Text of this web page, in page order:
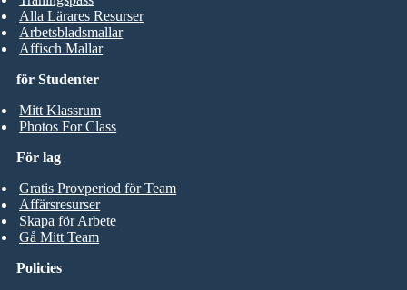
för Studenter
Mitt Klassrum
Photos For Class
Alla Lärares Resurser
Arbetsbladsmallar
Affisch Mallar
För lag
Gratis Provperiod för Team
Affärsresurser
Skapa för Arbete
Gå Mitt Team
Policies